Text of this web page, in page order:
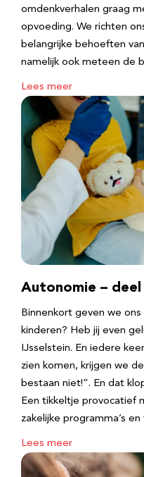
omdenkverhalen graag
opvoeding. We richten
belangrijke behoeften
namelijk ook meteen de
Lees meer
Autonomie – deel
Binnenkort geven we
kinderen? Heb jij even
IJsselstein. En iedere
zien komen, krijgen we
bestaan niet!”. En dat
Een tikkeltje provocatief
zakelijke programma’s
Lees meer